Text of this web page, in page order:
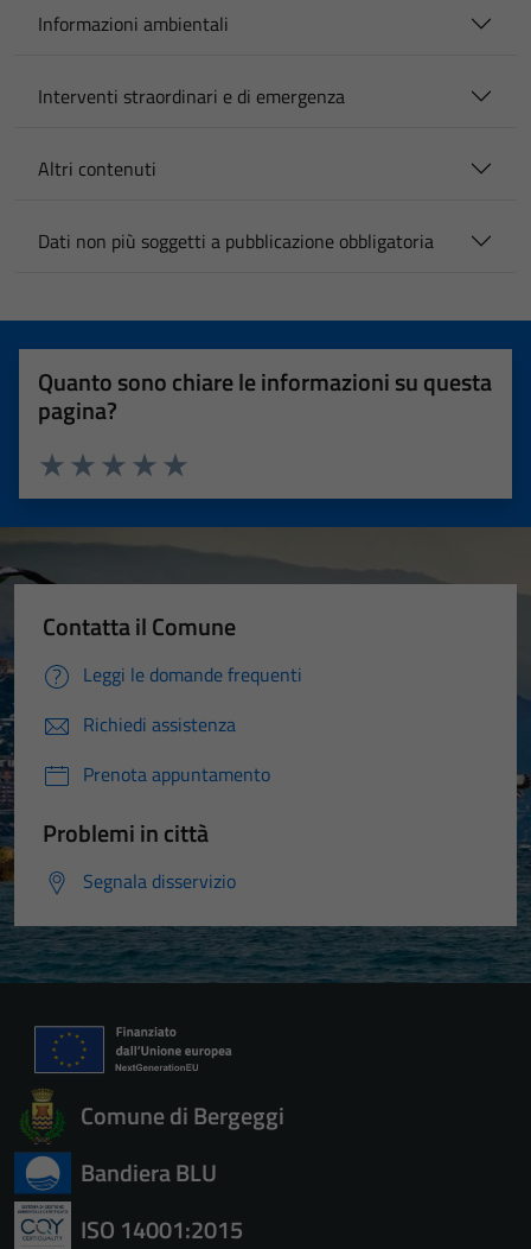
Informazioni ambientali
Interventi straordinari e di emergenza
Altri contenuti
Dati non più soggetti a pubblicazione obbligatoria
Quanto sono chiare le informazioni su questa
pagina?
Valuta 5 stelle su 5
Valuta 4 stelle su 5
Valuta 3 stelle su 5
Valuta 2 stelle su 5
Valuta 1 stelle su 5
Contatta il Comune
Leggi le domande frequenti
Richiedi assistenza
Prenota appuntamento
Problemi in città
Segnala disservizio
Comune di Bergeggi
Bandiera BLU
ISO 14001:2015